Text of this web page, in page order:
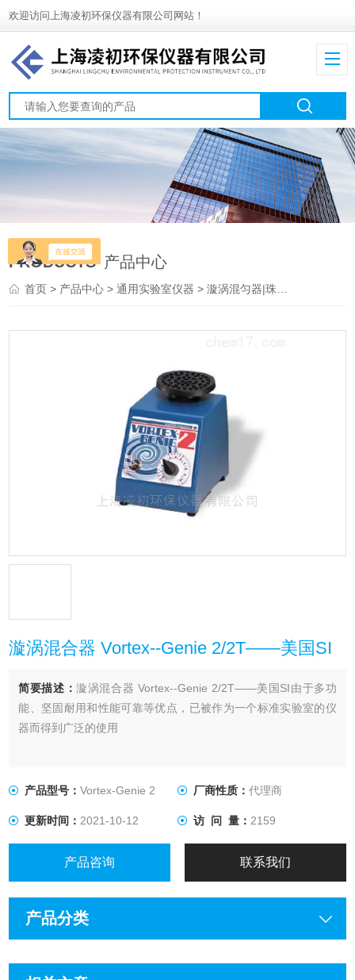
欢迎访问上海凌初环保仪器有限公司网站！
PRODUCTS 产品中心
首页> 产品中心 >通用实验室仪器 >漩涡混匀器|珠磨器|捣碎机
漩涡混合器 Vortex--Genie 2/2T——美国SI
简要描述：漩涡混合器 Vortex--Genie 2/2T——美国SI由于多功
能、坚固耐用和性能可靠等优点，已被作为一个标准实验室的仪
器而得到广泛的使用
产品型号：Vortex-Genie 2 厂商性质： 代理商
更新时间：2021-10-12 访 问 量： 2159
产品咨询 联系我们
产品分类